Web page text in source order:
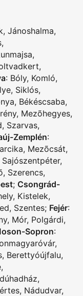
, Jánoshalma,
,
,
,
: Bóly, Komló,
, Siklós,
, Békéscsaba,
, Mezõhegyes,
, Szarvas,
Zemplén:
, Mezõcsát,
Sajószentpéter,
, Szerencs,
; Csongrád-
, Kistelek,
, Szentes; Fejér:
, Mór, Polgárdi,
Sopron:
,
, Berettyóújfalu,
,
,
, Nádudvar,